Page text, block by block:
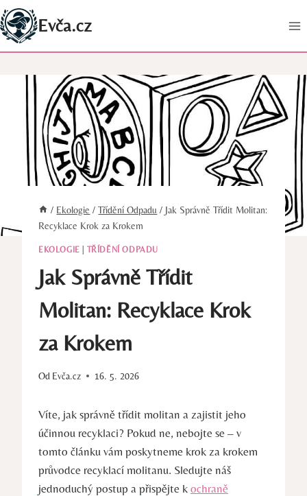
Přeskočit
na
obsah
Evča.cz
/ Ekologie / Třídění Odpadu / Jak Správně Třídit Molitan:
Recyklace Krok za Krokem
EKOLOGIE TŘÍDĚNÍ ODPADU
Jak Správně Třídit
Molitan: Recyklace Krok
za Krokem
Od Evča.cz 16. 5. 2026
Víte, jak správně třídit molitan a zajistit jeho
účinnou recyklaci? Pokud ne, nebojte se – v
tomto článku vám poskytneme krok za krokem
průvodce recyklací molitanu. Sledujte náš
jednoduchý postup a přispějte k ochraně